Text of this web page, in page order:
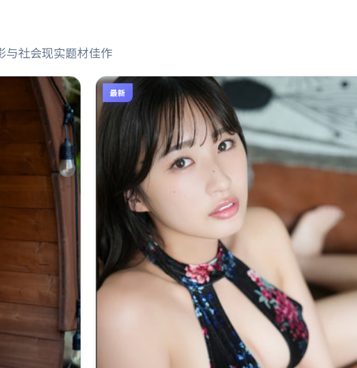
与社会现实题材佳作
最新